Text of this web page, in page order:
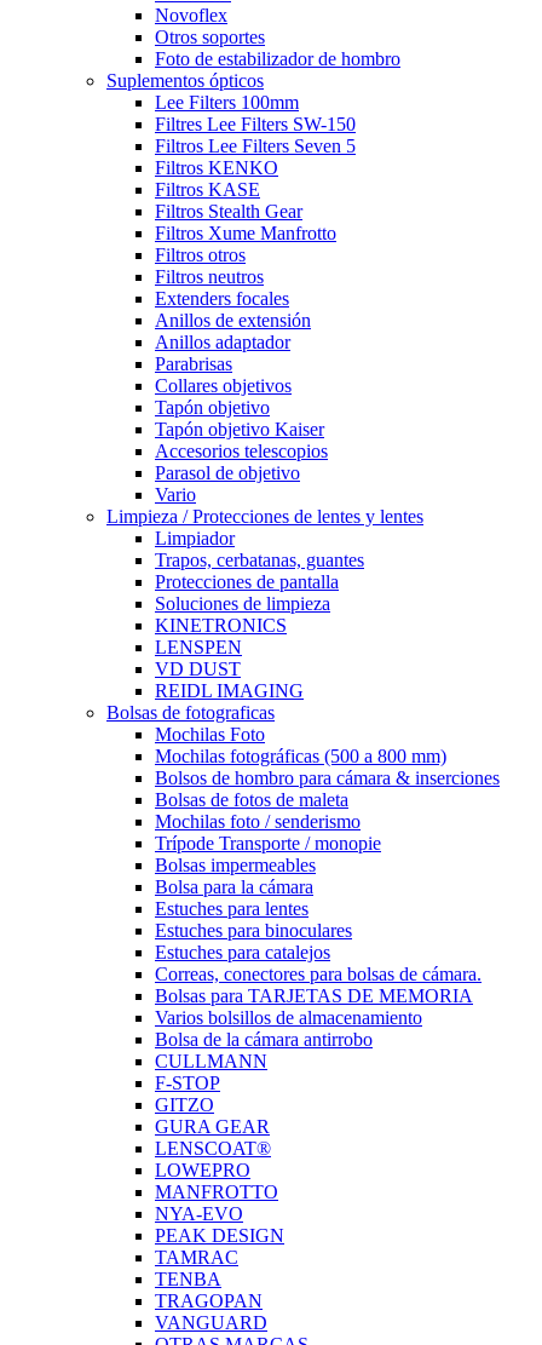
Novoflex
Otros soportes
Foto de estabilizador de hombro
Suplementos ópticos
Lee Filters 100mm
Filtres Lee Filters SW-150
Filtros Lee Filters Seven 5
Filtros KENKO
Filtros KASE
Filtros Stealth Gear
Filtros Xume Manfrotto
Filtros otros
Filtros neutros
Extenders focales
Anillos de extensión
Anillos adaptador
Parabrisas
Collares objetivos
Tapón objetivo
Tapón objetivo Kaiser
Accesorios telescopios
Parasol de objetivo
Vario
Limpieza / Protecciones de lentes y lentes
Limpiador
Trapos, cerbatanas, guantes
Protecciones de pantalla
Soluciones de limpieza
KINETRONICS
LENSPEN
VD DUST
REIDL IMAGING
Bolsas de fotograficas
Mochilas Foto
Mochilas fotográficas (500 a 800 mm)
Bolsos de hombro para cámara & inserciones
Bolsas de fotos de maleta
Mochilas foto / senderismo
Trípode Transporte / monopie
Bolsas impermeables
Bolsa para la cámara
Estuches para lentes
Estuches para binoculares
Estuches para catalejos
Correas, conectores para bolsas de cámara.
Bolsas para TARJETAS DE MEMORIA
Varios bolsillos de almacenamiento
Bolsa de la cámara antirrobo
CULLMANN
F-STOP
GITZO
GURA GEAR
LENSCOAT®
LOWEPRO
MANFROTTO
NYA-EVO
PEAK DESIGN
TAMRAC
TENBA
TRAGOPAN
VANGUARD